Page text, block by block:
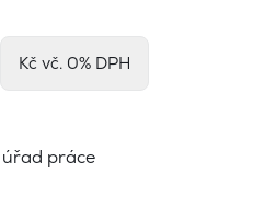
Kč vč. 0% DPH
práce